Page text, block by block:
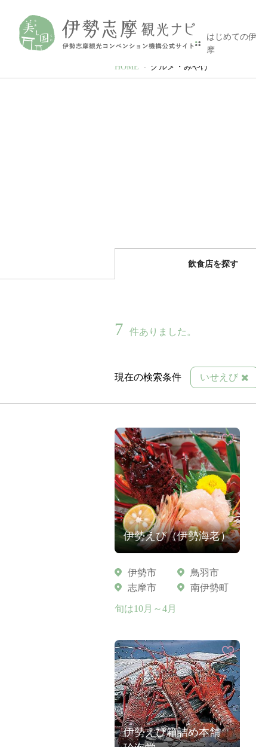
はじめての
摩
HOME グルメ・みやげ
飲食店を探す
7 件ありました。
現在の検索条件 いせえび
伊勢えび（伊勢海老）
伊勢市
鳥羽市
志摩市
南伊勢町
旬は10月～4月
伊勢えび箱詰め本舗